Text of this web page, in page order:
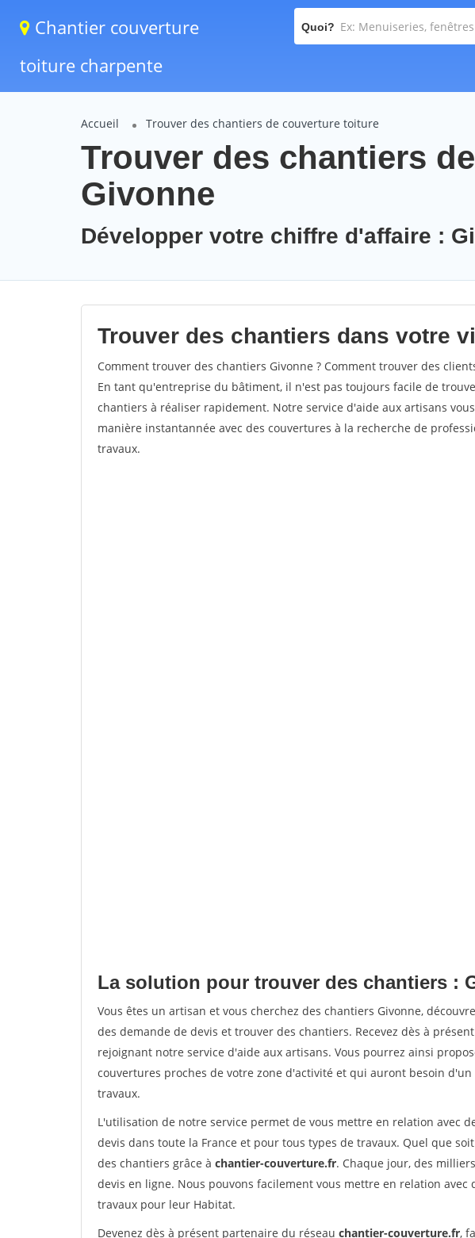
Chantier couverture
toiture charpente
Quoi?
Accueil Trouver des chantiers de couverture toiture
Trouver des chantiers
Givonne
Développer votre chiffre d'affaire :
Trouver des chantiers dans votre
Comment trouver des chantiers Givonne ? Comment trouver des
En tant qu'entreprise du bâtiment, il n'est pas toujours facile de
chantiers à réaliser rapidement. Notre service d'aide aux artisans
manière instantannée avec des couvertures à la recherche de
travaux.
La solution pour trouver des chantiers :
Vous êtes un artisan et vous cherchez des chantiers Givonne,
des demande de devis et trouver des chantiers. Recevez dès à
rejoignant notre service d'aide aux artisans. Vous pourrez ainsi
couvertures proches de votre zone d'activité et qui auront besoin
travaux.
L'utilisation de notre service permet de vous mettre en relation avec
devis dans toute la France et pour tous types de travaux. Quel que
des chantiers grâce à chantier-couverture.fr. Chaque jour, des
devis en ligne. Nous pouvons facilement vous mettre en relation avec
travaux pour leur Habitat.
Devenez dès à présent partenaire du réseau chantier-couverture.fr,